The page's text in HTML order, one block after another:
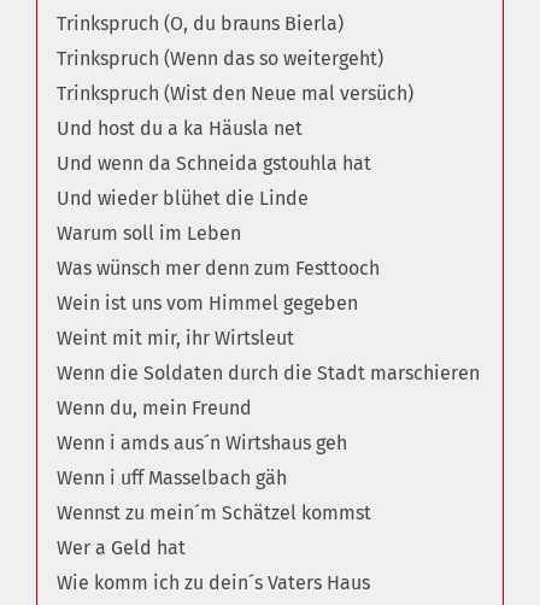
Trinkspruch (O, du brauns Bierla)
Trinkspruch (Wenn das so weitergeht)
Trinkspruch (Wist den Neue mal versüch)
Und host du a ka Häusla net
Und wenn da Schneida gstouhla hat
Und wieder blühet die Linde
Warum soll im Leben
Was wünsch mer denn zum Festtooch
Wein ist uns vom Himmel gegeben
Weint mit mir, ihr Wirtsleut
Wenn die Soldaten durch die Stadt marschieren
Wenn du, mein Freund
Wenn i amds aus´n Wirtshaus geh
Wenn i uff Masselbach gäh
Wennst zu mein´m Schätzel kommst
Wer a Geld hat
Wie komm ich zu dein´s Vaters Haus